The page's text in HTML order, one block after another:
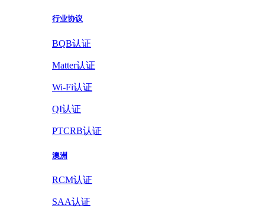
行业协议
BQB认证
Matter认证
Wi-Fi认证
QI认证
PTCRB认证
澳洲
RCM认证
SAA认证